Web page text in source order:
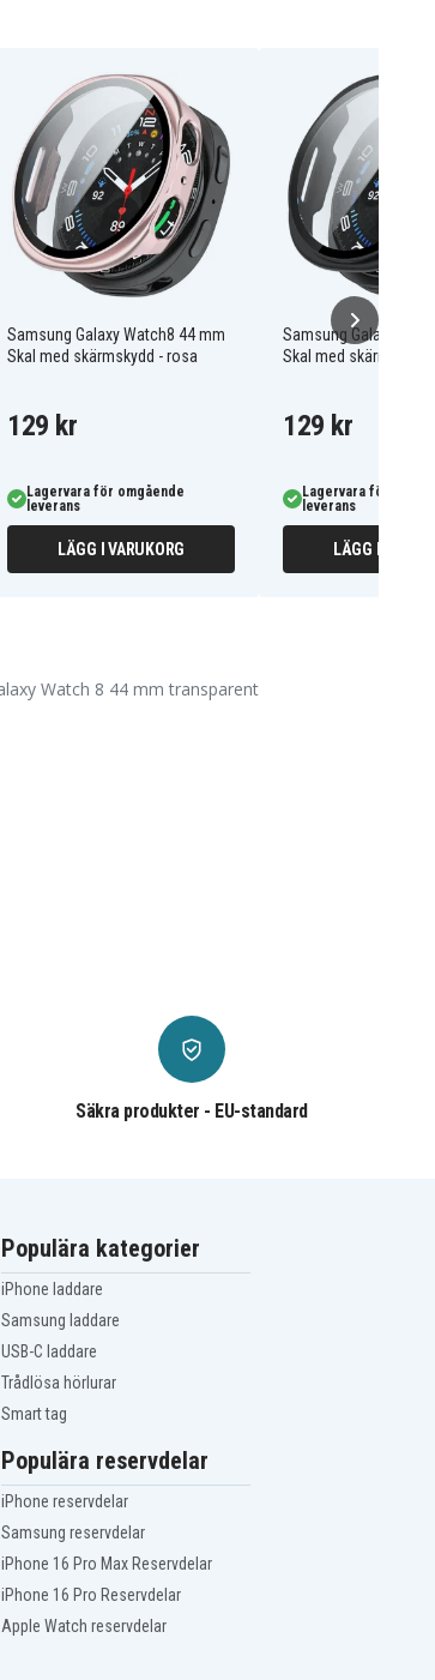
Samsung Galaxy Watch8 44 mm
Skal med skärmskydd - rosa
129 kr
Lagervara för omgående
leverans
LÄGG I VARUKORG
Samsung Galaxy
Skal med
129 kr
Lagervara för
leverans
LÄGG I
Watch 8 44 mm transparent
Säkra produkter - EU-standard
Populära kategorier
iPhone laddare
Samsung laddare
USB-C laddare
Trådlösa hörlurar
Smart tag
Populära reservdelar
iPhone reservdelar
Samsung reservdelar
iPhone 16 Pro Max Reservdelar
iPhone 16 Pro Reservdelar
Apple Watch reservdelar